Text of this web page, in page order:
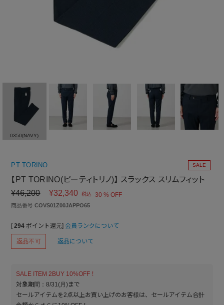
0350(NAVY)
PT TORINO
【PT TORINO(ピーティトリノ)】 スラックス スリムフィット
¥46,200 ¥32,340 税込 30 % OFF
SALE
商品番号 COVS01Z00JAPPO65
[ 294 ポイント還元] 会員ランクについて
返品不可 返品について
SALE ITEM 2BUY 10%OFF！
対象期間：8/31(月)まで
セールアイテムを2点以上お買い上げのお客様は、セールアイテム合計